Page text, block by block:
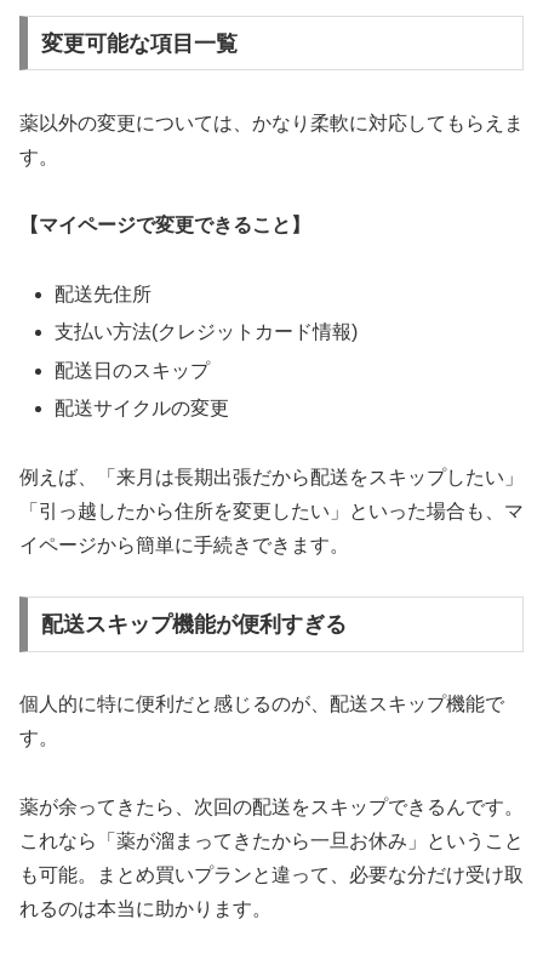
変更可能な項目一覧
薬以外の変更については、かなり柔軟に対応してもらえま
す。
【マイページで変更できること】
配送先住所
支払い方法(クレジットカード情報)
配送日のスキップ
配送サイクルの変更
例えば、「来月は長期出張だから配送をスキップしたい」
「引っ越したから住所を変更したい」といった場合も、マ
イページから簡単に手続きできます。
配送スキップ機能が便利すぎる
個人的に特に便利だと感じるのが、配送スキップ機能で
す。
薬が余ってきたら、次回の配送をスキップできるんです。
これなら「薬が溜まってきたから一旦お休み」ということ
も可能。まとめ買いプランと違って、必要な分だけ受け取
れるのは本当に助かります。